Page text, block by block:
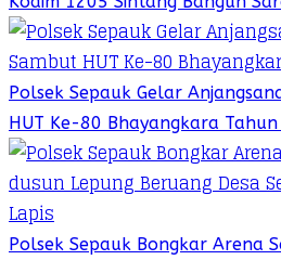
Polsek Sepauk Gelar
HUT Ke-80 Bhayangkara
Polsek Sepauk Bongkar Arena